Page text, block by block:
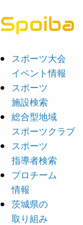
Spoiba
スポーツ大会
イベント情報
スポーツ
施設検索
総合型地域
スポーツクラブ
スポーツ
指導者検索
プロチーム
情報
茨城県の
取り組み